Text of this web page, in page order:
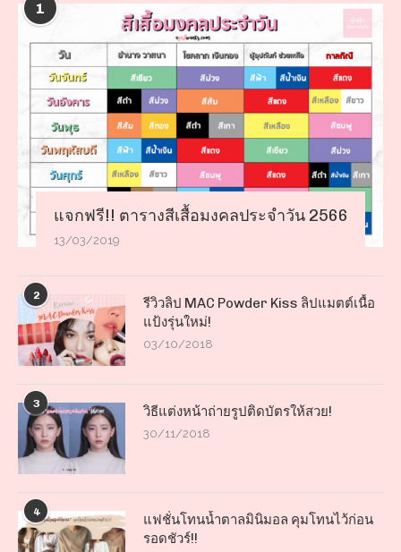
1
แจกฟรี!! ตารางสีเสื้อมงคลประจำวัน 2566
13/03/2019
2
รีวิวลิป MAC Powder Kiss ลิปแมตต์เนื้อ
แป้งรุ่นใหม่!
03/10/2018
3 วิธีแต่งหน้าถ่ายรูปติดบัตรให้สวย!
30/11/2018
4
แฟชั่นโทนน้ำตาลมินิมอล คุมโทนไว้ก่อน
รอดชัวร์!!